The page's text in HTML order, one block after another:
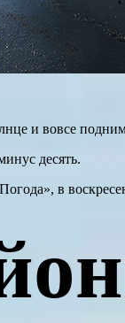
и вовсе
десять.
в